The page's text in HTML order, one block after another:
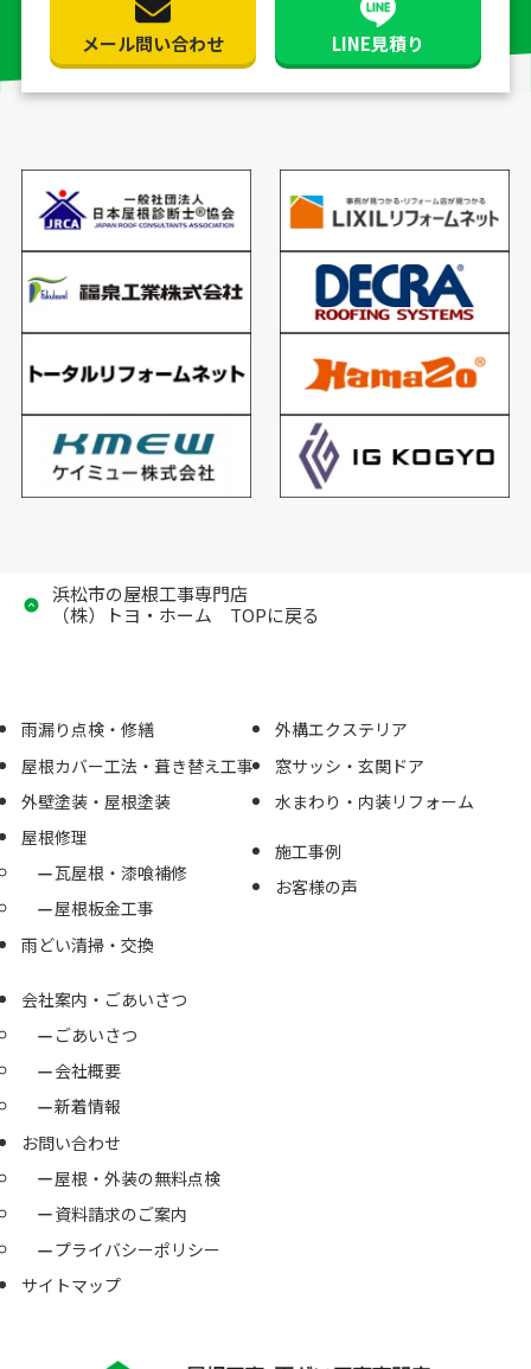
メール問い合わせ LINE見積り
浜松市の屋根工事専門店
（株）トヨ・ホーム TOPに戻る
雨漏り点検・修繕
屋根カバー工法・葺き替え工事
外壁塗装・屋根塗装
屋根修理
瓦屋根・漆喰補修
屋根板金工事
雨どい清掃・交換
外構エクステリア
窓サッシ・玄関ドア
水まわり・内装リフォーム
施工事例
お客様の声
会社案内・ごあいさつ
ごあいさつ
会社概要
新着情報
お問い合わせ
屋根・外装の無料点検
資料請求のご案内
プライバシーポリシー
サイトマップ